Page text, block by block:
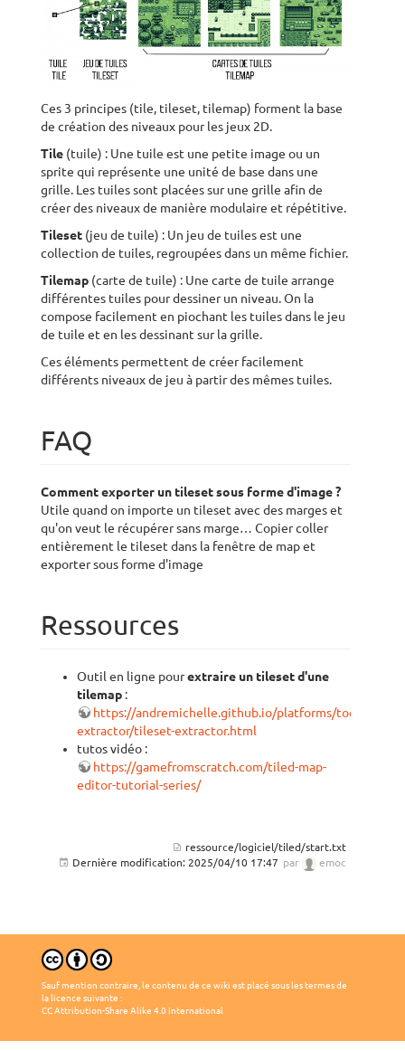
Ces 3 principes (tile, tileset, tilemap) forment la base
de création des niveaux pour les jeux 2D.
Tile (tuile) : Une tuile est une petite image ou un
sprite qui représente une unité de base dans une
grille. Les tuiles sont placées sur une grille afin de
créer des niveaux de manière modulaire et répétitive.
Tileset (jeu de tuile) : Un jeu de tuiles est une
collection de tuiles, regroupées dans un même fichier.
Tilemap (carte de tuile) : Une carte de tuile arrange
différentes tuiles pour dessiner un niveau. On la
compose facilement en piochant les tuiles dans le jeu
de tuile et en les dessinant sur la grille.
Ces éléments permettent de créer facilement
différents niveaux de jeu à partir des mêmes tuiles.
FAQ
Comment exporter un tileset sous forme d'image ?
Utile quand on importe un tileset avec des marges et
qu'on veut le récupérer sans marge… Copier coller
entièrement le tileset dans la fenêtre de map et
exporter sous forme d'image
Ressources
Outil en ligne pourextraire un tileset d'une
tilemap :
https://andremichelle.github.io/platforms/tools/html/
extractor/tileset-extractor.html
tutos vidéo :
https://gamefromscratch.com/tiled-map-
editor-tutorial-series/
ressource/logiciel/tiled/start.txt
Dernière modification: 2025/04/10 17:47 par emoc
Sauf mention contraire, le contenu de ce wiki est placé sous les termes de
la licence suivante :
CC Attribution-Share Alike 4.0 International